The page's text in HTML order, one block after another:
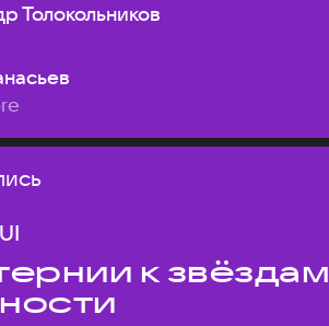
Толокольников
к звёздам